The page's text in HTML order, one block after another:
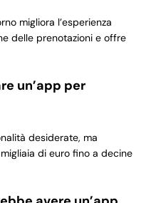
migliora l’esperienza
delle prenotazioni e offre
un’app per
desiderate, ma
di euro fino a decine